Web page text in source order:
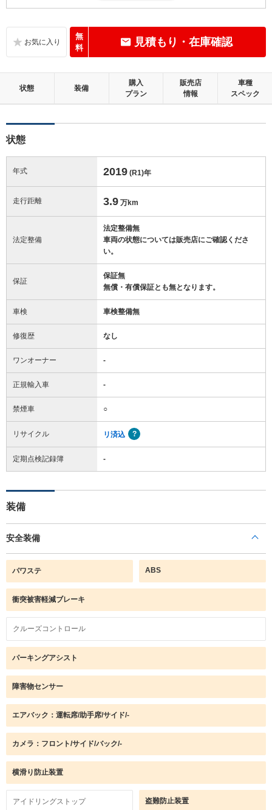
目立たない軽微なダメージはありますが、良好な状態です。
修復歴：無
無
料
見積もり・在庫確認
状態 装備
購入
プラン
販売店
情報
車種
スペック
状態
年式 2019 (R1)年
走行距離 3.9 万km
法定整備
法定整備無
車両の状態については販売店にご確認くださ
い。
保証
保証無
無償・有償保証とも無となります。
車検 車検整備無
修復歴 なし
ワンオーナー -
正規輸入車 -
禁煙車 ○
リサイクル リ済込
定期点検記録簿 -
装備
安全装備
パワステ ABS
衝突被害軽減ブレーキ
クルーズコントロール
パーキングアシスト
障害物センサー
エアバック：運転席/助手席/サイド/-
カメラ：フロント/サイド/バック/-
横滑り防止装置
アイドリングストップ 盗難防止装置